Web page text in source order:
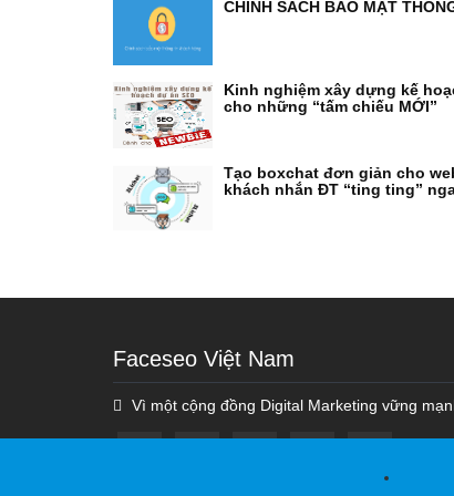
CHÍNH SÁCH BẢO MẬT
Kinh nghiệm xây dựng kế
cho những “tấm chiếu MỚI”
Tạo boxchat đơn giản cho
khách nhắn ĐT “ting ting”
Faceseo Việt Nam
Vì một cộng đồng Digital Marketing vững